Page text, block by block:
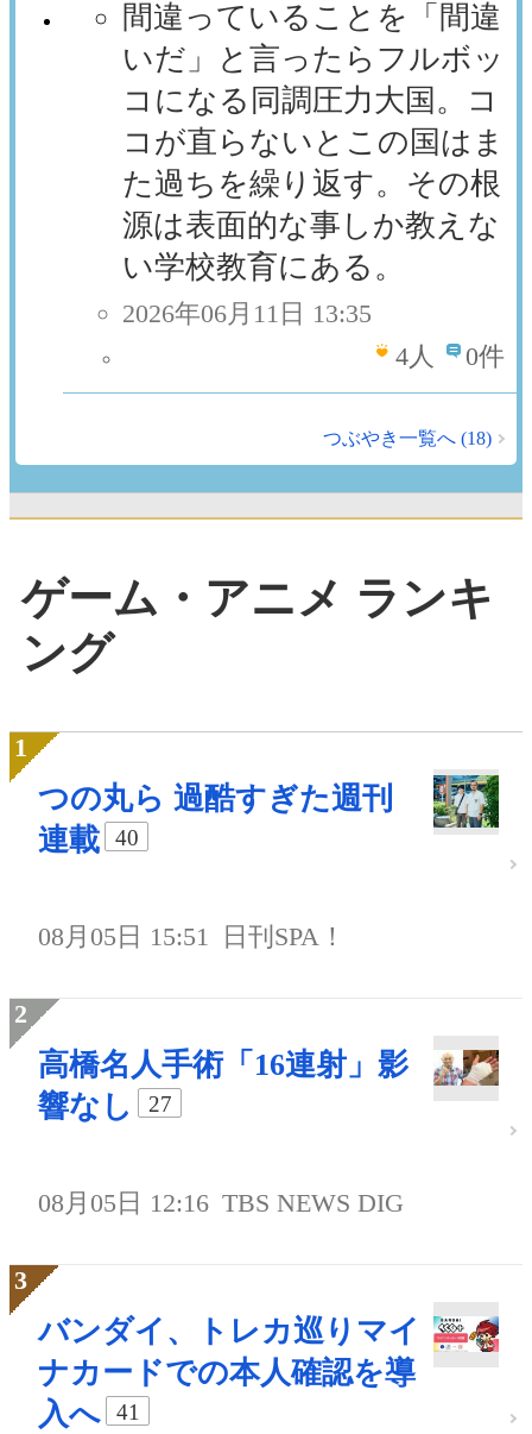
間違っていることを「間違
いだ」と言ったらフルボッ
コになる同調圧力大国。コ
コが直らないとこの国はま
た過ちを繰り返す。その根
源は表面的な事しか教えな
い学校教育にある。
2026年06月11日 13:35
4 人 0件
つぶやき一覧へ (18)
ゲーム・アニメ ランキ
ング
つの丸ら 過酷すぎた週刊
連載
40
08月05日 15:51 日刊SPA！
高橋名人手術「16連射」影
響なし
27
08月05日 12:16 TBS NEWS DIG
バンダイ、トレカ巡りマイ
ナカードでの本人確認を導
入へ
41